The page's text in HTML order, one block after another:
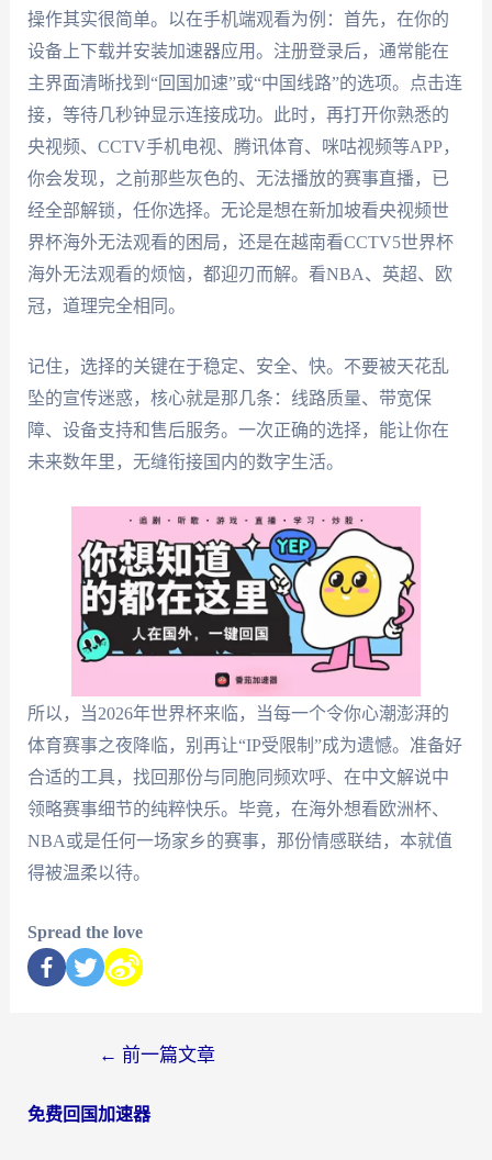
操作其实很简单。以在手机端观看为例：首先，在你的
设备上下载并安装加速器应用。注册登录后，通常能在
主界面清晰找到“回国加速”或“中国线路”的选项。点击连
接，等待几秒钟显示连接成功。此时，再打开你熟悉的
央视频、CCTV手机电视、腾讯体育、咪咕视频等APP，
你会发现，之前那些灰色的、无法播放的赛事直播，已
经全部解锁，任你选择。无论是想在新加坡看央视频世
界杯海外无法观看的困局，还是在越南看CCTV5世界杯
海外无法观看的烦恼，都迎刃而解。看NBA、英超、欧
冠，道理完全相同。
记住，选择的关键在于稳定、安全、快。不要被天花乱
坠的宣传迷惑，核心就是那几条：线路质量、带宽保
障、设备支持和售后服务。一次正确的选择，能让你在
未来数年里，无缝衔接国内的数字生活。
所以，当2026年世界杯来临，当每一个令你心潮澎湃的
体育赛事之夜降临，别再让“IP受限制”成为遗憾。准备好
合适的工具，找回那份与同胞同频欢呼、在中文解说中
领略赛事细节的纯粹快乐。毕竟，在海外想看欧洲杯、
NBA或是任何一场家乡的赛事，那份情感联结，本就值
得被温柔以待。
Spread the love
← 前一篇文章
免费回国加速器